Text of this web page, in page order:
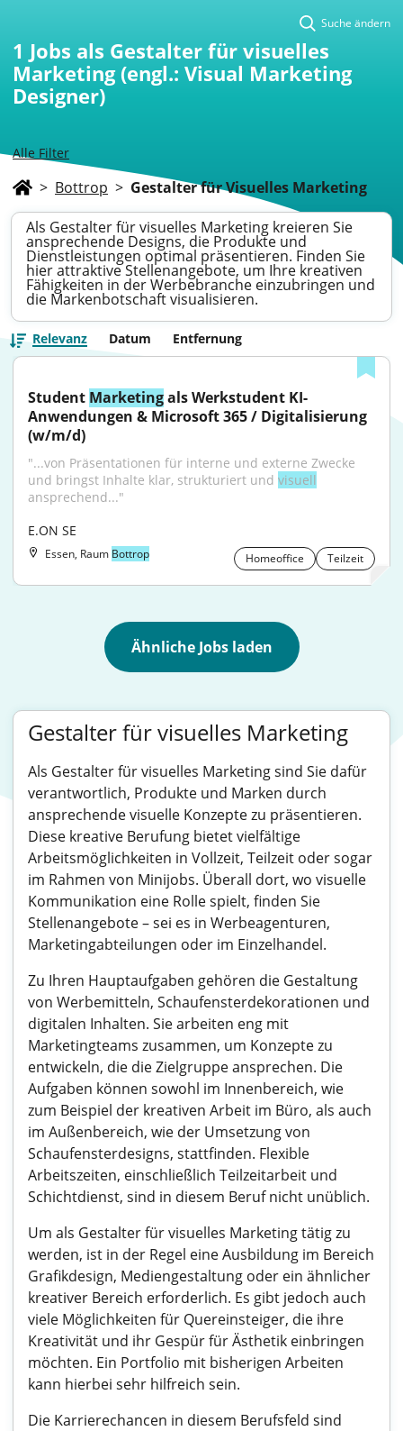
Alle Filter
Suche ändern
1 Jobs als Gestalter für visuelles
Marketing (engl.: Visual Marketing
Designer)
> Bottrop > Gestalter für Visuelles Marketing
Als Gestalter für visuelles Marketing kreieren Sie
ansprechende Designs, die Produkte und
Dienstleistungen optimal präsentieren. Finden Sie
hier attraktive Stellenangebote, um Ihre kreativen
Fähigkeiten in der Werbebranche einzubringen und
die Markenbotschaft visualisieren.
Relevanz Datum Entfernung
Student Marketing als Werkstudent KI-
Anwendungen & Microsoft 365 / Digitalisierung
(w/m/d)
"...von Präsentationen für interne und externe Zwecke
und bringst Inhalte klar, strukturiert und visuell
ansprechend..."
E.ON SE
Essen, Raum Bottrop Homeoffice Teilzeit
Ähnliche Jobs laden
Gestalter für visuelles Marketing
Als Gestalter für visuelles Marketing sind Sie dafür
verantwortlich, Produkte und Marken durch
ansprechende visuelle Konzepte zu präsentieren.
Diese kreative Berufung bietet vielfältige
Arbeitsmöglichkeiten in Vollzeit, Teilzeit oder sogar
im Rahmen von Minijobs. Überall dort, wo visuelle
Kommunikation eine Rolle spielt, finden Sie
Stellenangebote – sei es in Werbeagenturen,
Marketingabteilungen oder im Einzelhandel.
Zu Ihren Hauptaufgaben gehören die Gestaltung
von Werbemitteln, Schaufensterdekorationen und
digitalen Inhalten. Sie arbeiten eng mit
Marketingteams zusammen, um Konzepte zu
entwickeln, die die Zielgruppe ansprechen. Die
Aufgaben können sowohl im Innenbereich, wie
zum Beispiel der kreativen Arbeit im Büro, als auch
im Außenbereich, wie der Umsetzung von
Schaufensterdesigns, stattfinden. Flexible
Arbeitszeiten, einschließlich Teilzeitarbeit und
Schichtdienst, sind in diesem Beruf nicht unüblich.
Um als Gestalter für visuelles Marketing tätig zu
werden, ist in der Regel eine Ausbildung im Bereich
Grafikdesign, Mediengestaltung oder ein ähnlicher
kreativer Bereich erforderlich. Es gibt jedoch auch
viele Möglichkeiten für Quereinsteiger, die ihre
Kreativität und ihr Gespür für Ästhetik einbringen
möchten. Ein Portfolio mit bisherigen Arbeiten
kann hierbei sehr hilfreich sein.
Die Karrierechancen in diesem Berufsfeld sind